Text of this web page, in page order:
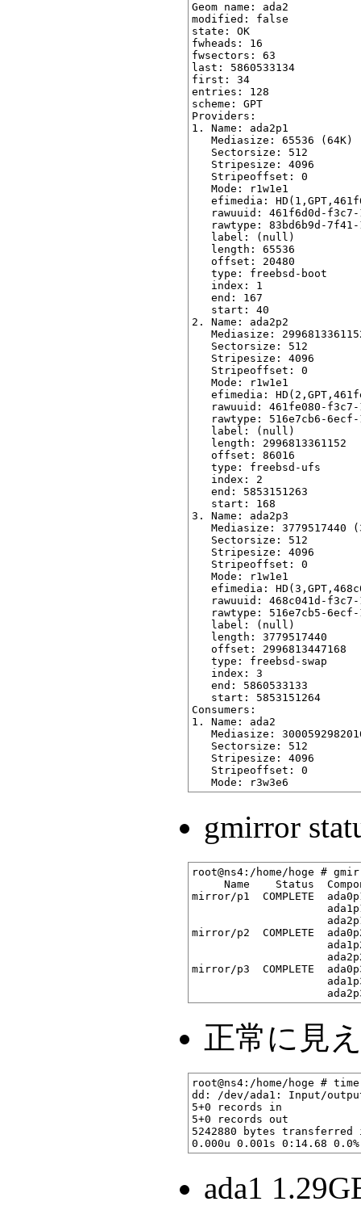
Geom name: ada2
modified: false
state: OK
fwheads: 16
fwsectors: 63
last: 5860533134
first: 34
entries: 128
scheme: GPT
Providers:
1. Name: ada2p1
   Mediasize: 65536 (64K)
   Sectorsize: 512
   Stripesize: 4096
   Stripeoffset: 0
   Mode: r1w1e1
efimedia:
rawuuid: 461f6d0d-
rawtype: 83bd6b9d-
   label: (null)
   length: 65536
   offset: 20480
   type: freebsd-boot
   index: 1
   end: 167
   start: 40
2. Name: ada2p2
Mediasize:
   Sectorsize: 512
   Stripesize: 4096
   Stripeoffset: 0
   Mode: r1w1e1
efimedia:
rawuuid: 461fe080-
rawtype: 516e7cb6-
   label: (null)
   length: 2996813361152
   offset: 86016
   type: freebsd-ufs
   index: 2
   end: 5853151263
   start: 168
3. Name: ada2p3
Mediasize: 3779517440
   Sectorsize: 512
   Stripesize: 4096
   Stripeoffset: 0
   Mode: r1w1e1
efimedia:
rawuuid: 468c041d-
rawtype: 516e7cb5-
   label: (null)
   length: 3779517440
   offset: 2996813447168
   type: freebsd-swap
   index: 3
   end: 5860533133
   start: 5853151264
Consumers:
1. Name: ada2
Mediasize:
   Sectorsize: 512
   Stripesize: 4096
   Stripeoffset: 0
gmirror
root@ns4:/home/hoge #
Name    Status
mirror/p1  COMPLETE
mirror/p2  COMPLETE
mirror/p3  COMPLETE
正常に見
root@ns4:/home/hoge #
dd: /dev/ada1: Input/
5+0 records in
5+0 records out
5242880 bytes transferred
ada1